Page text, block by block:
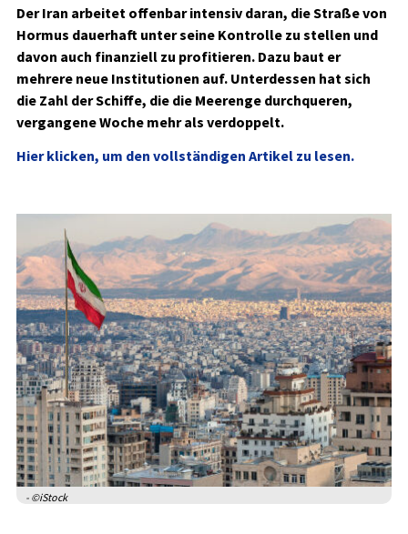
Der Iran arbeitet offenbar intensiv daran, die Straße von
Hormus dauerhaft unter seine Kontrolle zu stellen und
davon auch finanziell zu profitieren. Dazu baut er
mehrere neue Institutionen auf. Unterdessen hat sich
die Zahl der Schiffe, die die Meerenge durchqueren,
vergangene Woche mehr als verdoppelt.
Hier klicken, um den vollständigen Artikel zu lesen.
- ©iStock